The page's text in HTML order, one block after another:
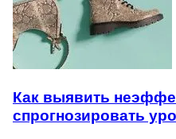
Как выявить
спрогнозировать